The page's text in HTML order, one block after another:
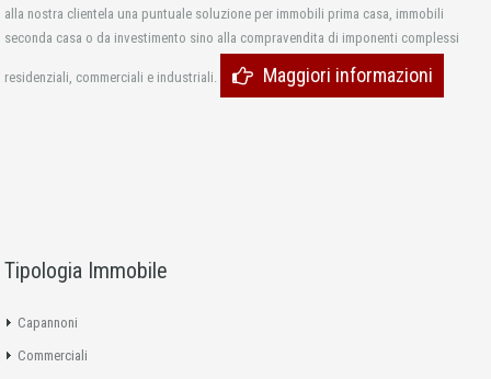
alla nostra clientela una puntuale soluzione per immobili prima casa, immobili
seconda casa o da investimento sino alla compravendita di imponenti complessi
residenziali, commerciali e industriali. Maggiori informazioni
Tipologia Immobile
Capannoni
Commerciali